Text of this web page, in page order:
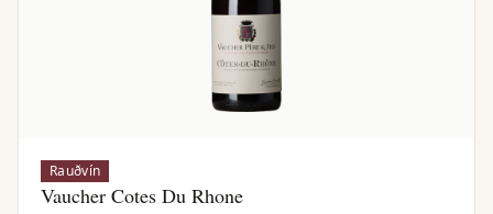
Rauðvín
Vaucher Cotes Du Rhone